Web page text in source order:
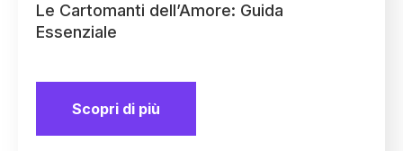
Le Cartomanti dell’Amore: Guida
Essenziale
Scopri di più